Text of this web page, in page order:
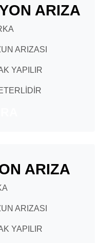
ARIZA
ARIZASI
YAPILIR
ARIZA
ARIZASI
YAPILIR